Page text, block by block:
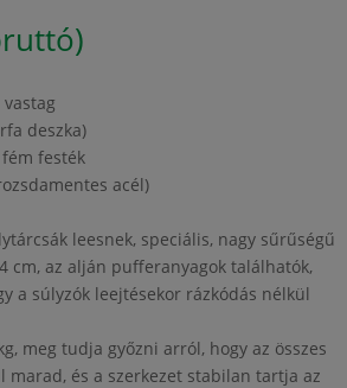
deszka)
fém festék
acél)
leesnek, speciális, nagy sűrűségű
cm, az alján pufferanyagok találhatók,
a súlyzók leejtésekor rázkódás nélkül
meg tudja győzni arról, hogy az összes
marad, és a szerkezet stabilan tartja az